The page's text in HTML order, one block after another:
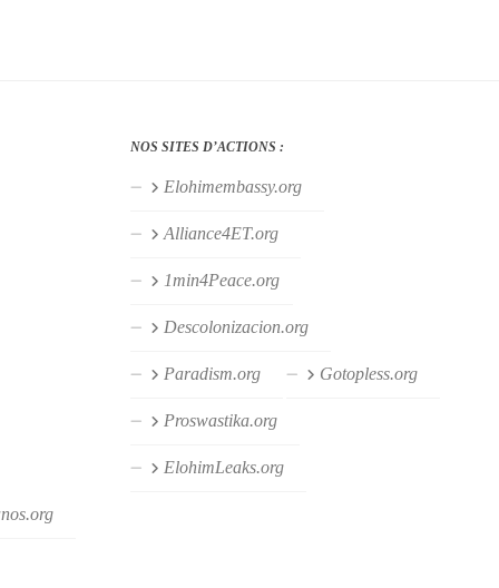
NOS SITES D’ACTIONS :
Elohimembassy.org
Alliance4ET.org
1min4Peace.org
Descolonizacion.org
Paradism.org Gotopless.org
Proswastika.org
ElohimLeaks.org